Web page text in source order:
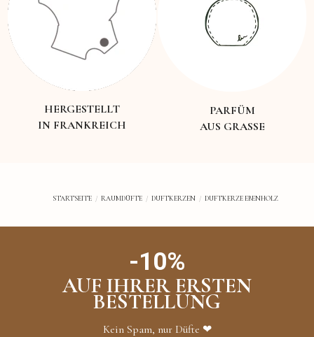
HERGESTELLT
IN FRANKREICH
PARFÜM
AUS GRASSE
STARTSEITE RAUMDÜFTE DUFTKERZEN DUFTKERZE EBENHOLZ
-10%
AUF IHRER ERSTEN
BESTELLUNG
Kein Spam, nur Düfte ❤